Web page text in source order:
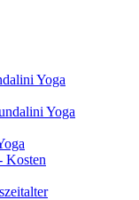
Yoga
Yoga
Kosten